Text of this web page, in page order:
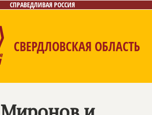
СПРАВЕДЛИВАЯ РОССИЯ
СВЕРДЛОВСКАЯ ОБЛАСТЬ
Контакты